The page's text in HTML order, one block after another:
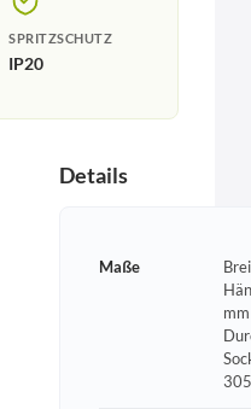
SPRITZSCHUTZ
IP20
Details
Maße